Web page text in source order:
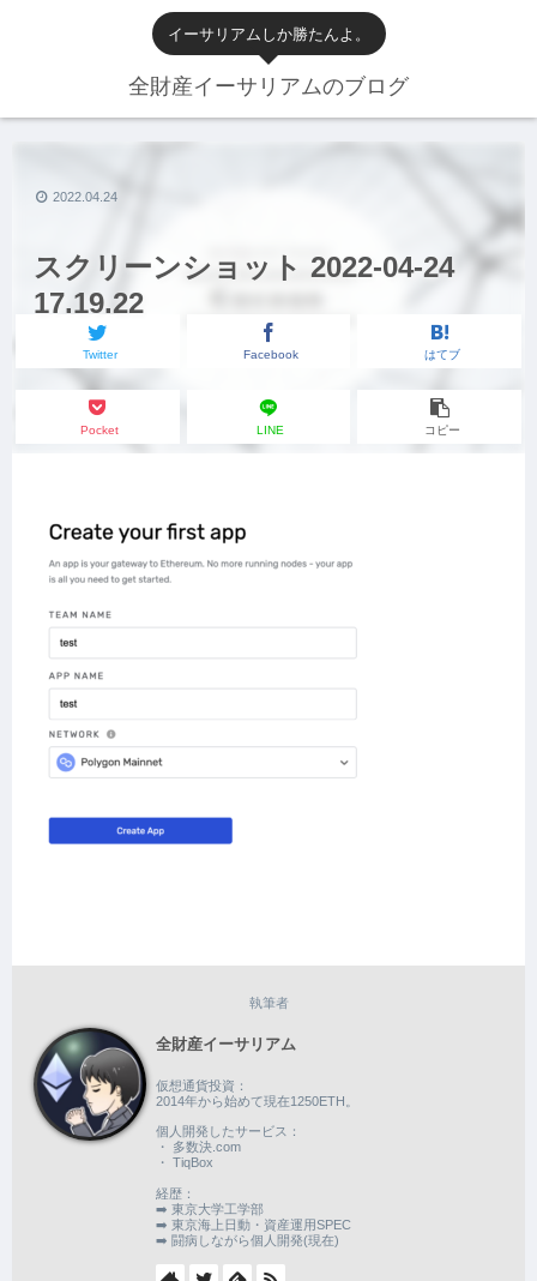
イーサリアムしか勝たんよ。
全財産イーサリアムのブログ
スクリーンショット 2022-04-24
17.19.22
Twitter Facebook はてブ
Pocket LINE コピー
2022.04.24
執筆者
全財産イーサリアム
仮想通貨投資：
2014年から始めて現在1250ETH。
個人開発したサービス：
・ 多数決.com
・ TiqBox
経歴：
➡️ 東京大学工学部
➡️ 東京海上日動・資産運用SPEC
➡️ 闘病しながら個人開発(現在)